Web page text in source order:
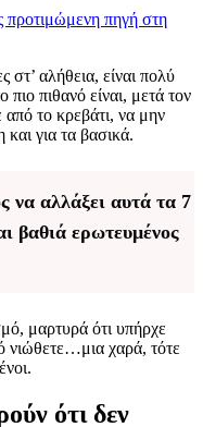
πηγή στη
αλήθεια, είναι πολύ
πιο πιθανό είναι, μετά τον
το κρεβάτι, να μην
για τα βασικά.
να αλλάξει αυτά τα 7
βαθιά ερωτευμένος
μαρτυρά ότι υπήρχε
νιώθετε…μια χαρά, τότε
ότι δεν